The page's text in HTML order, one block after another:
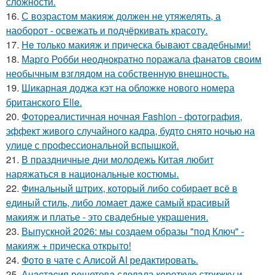
16. С возрастом макияж должен не утяжелять, а
наоборот - освежать и подчёркивать красоту.
17. He только макияж и прическа бывают свадебными!
18. Марго Робби неоднократно поражала фанатов своим
необычным взглядом на собственную внешность.
19. Шикарная доджа кэт на обложке нового номера
британского Elle.
20. Фотореалистичная ночная Fashion - фотография,
эффект живого случайного кадра, будто снято ночью на
улице с профессиональной вспышкой.
21. В праздничные дни молодежь Китая любит
наряжаться в национальные костюмы.
22. Финальный штрих, который либо собирает всё в
единый стиль, либо ломает даже самый красивый
макияж и платье - это свадебные украшения.
23. Выпускной 2026: мы создаем образы "под Ключ" -
макияж + прическа открыто!
24. Фото в чате с Алисой AI редактировать.